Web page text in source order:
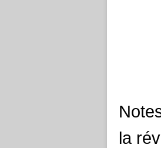
la